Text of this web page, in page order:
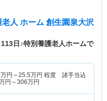
人 ホーム 創生園泉大沢
日♪特別養護老人ホームで
万円～25.5万円 程度 諸手当込
円～306万円